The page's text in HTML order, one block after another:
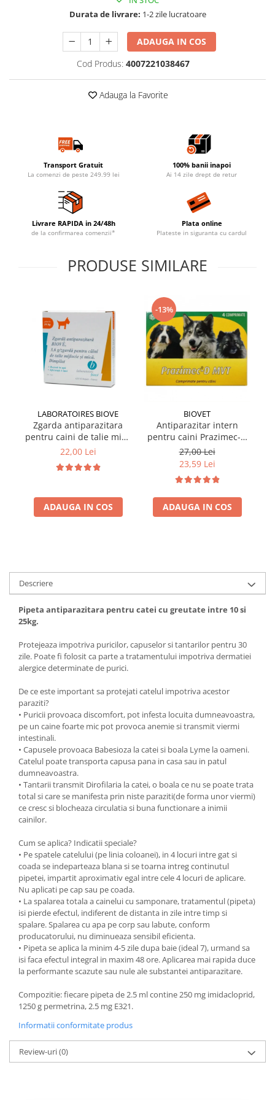
Durata de livrare: 1-2 zile lucratoare
ADAUGA IN COS
Cod Produs: 4007221038467
Adauga la Favorite
Transport Gratuit
La comenzi de peste 249.99 lei
100% banii inapoi
Ai 14 zile drept de retur
Livrare RAPIDA in 24/48h
de la confirmarea comenzii*
Plata online
Plateste in siguranta cu cardul
PRODUSE SIMILARE
LABORATOIRES BIOVE
Zgarda antiparazitara
pentru caini de talie mica
Biove 60 cm
22,00 Lei
ADAUGA IN COS
-13%
BIOVET
Antiparazitar intern
pentru caini Prazimec-D
MVT 4 comprimate
27,00 Lei
23,59 Lei
ADAUGA IN COS
Descriere
Pipeta antiparazitara pentru catei cu greutate intre 10 si
25kg.
Protejeaza impotriva puricilor, capuselor si tantarilor pentru 30
zile. Poate fi folosit ca parte a tratamentului impotriva dermatiei
alergice determinate de purici.
De ce este important sa protejati catelul impotriva acestor
paraziti?
• Puricii provoaca discomfort, pot infesta locuita dumneavoastra,
pe un caine foarte mic pot provoca anemie si transmit viermi
intestinali.
• Capusele provoaca Babesioza la catei si boala Lyme la oameni.
Catelul poate transporta capusa pana in casa sau in patul
dumneavoastra.
• Tantarii transmit Dirofilaria la catei, o boala ce nu se poate trata
total si care se manifesta prin niste paraziti(de forma unor viermi)
ce cresc si blocheaza circulatia si buna functionare a inimii
cainilor.
Cum se aplica? Indicatii speciale?
• Pe spatele catelului (pe linia coloanei), in 4 locuri intre gat si
coada se indeparteaza blana si se toarna intreg continutul
pipetei, impartit aproximativ egal intre cele 4 locuri de aplicare.
Nu aplicati pe cap sau pe coada.
• La spalarea totala a cainelui cu samponare, tratamentul (pipeta)
isi pierde efectul, indiferent de distanta in zile intre timp si
spalare. Spalarea cu apa pe corp sau labute, conform
producatorului, nu diminueaza sensibil eficienta.
• Pipeta se aplica la minim 4-5 zile dupa baie (ideal 7), urmand sa
isi faca efectul integral in maxim 48 ore. Aplicarea mai rapida duce
la performante scazute sau nule ale substantei antiparazitare.
Compozitie: fiecare pipeta de 2.5 ml contine 250 mg imidacloprid,
1250 g permetrina, 2.5 mg E321.
Informatii conformitate produs
Review-uri(0)